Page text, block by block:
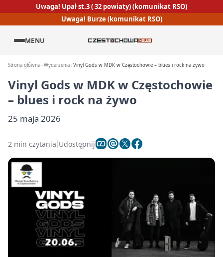
Uwaga! Upał st.3 ( 32 powiaty) (komunikat RSO)
Uwaga! Burze (komunikat RSO)
MENU
Strona główna Wydarzenia Vinyl Gods w MDK w Częstochowie – blues i rock na żywo
Vinyl Gods w MDK w Częstochowie
– blues i rock na żywo
25 maja 2026
2 min czytania Udostępnij